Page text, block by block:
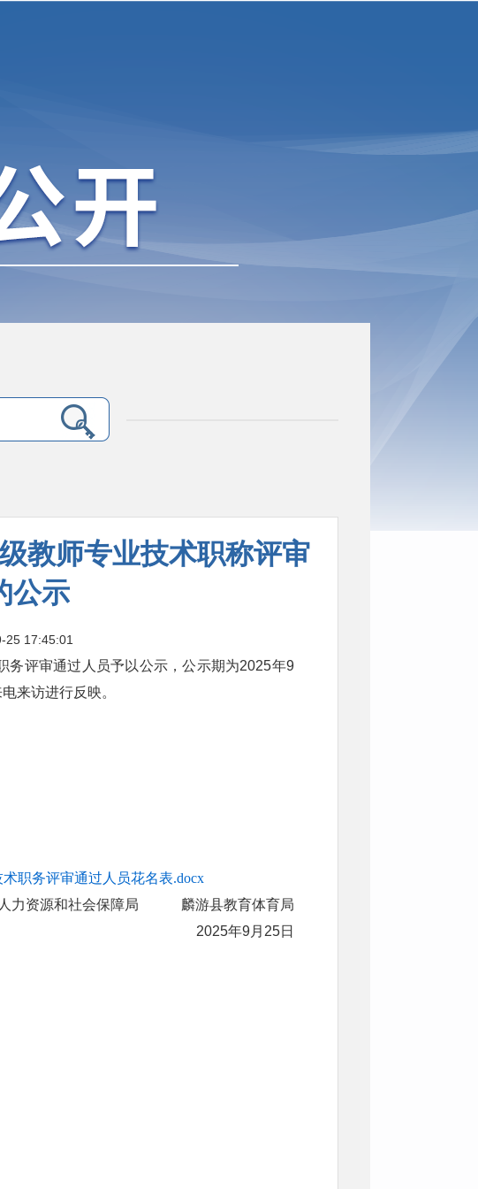
教师专业技术职称评审
公示
25 17:45:01
务评审通过人员予以公示，公示期为2025年9
来访进行反映。
职务评审通过人员花名表.docx
人力资源和社会保障局 麟游县教育体育局
2025年9月25日